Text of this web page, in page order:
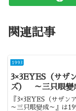
関連記事
1993
3×3EYES（サザ
ズ） ～三只眼變
『3×3EYES（サザン
～三只眼變成～』は